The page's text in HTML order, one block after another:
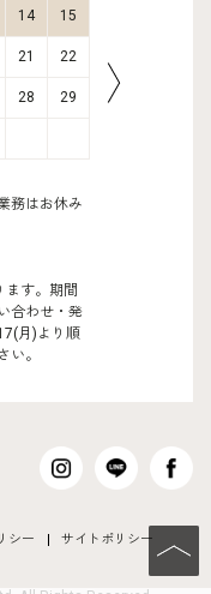
14 15
21 22
28 29
務はお休み
す。期間
合わせ・発
月)より順
い。
シー サイトポリシー